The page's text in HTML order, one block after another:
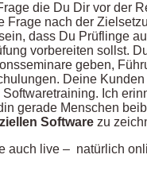
die Du Dir vor der
Frage nach der
dass Du Prüflinge
vorbereiten sollst.
geben,
Deine
Ich
gerade Menschen
Software zu
auch live – natürlich